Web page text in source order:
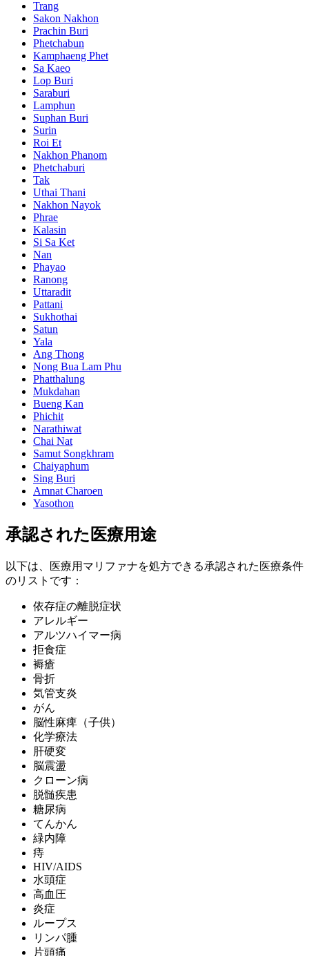
Trang
Sakon Nakhon
Prachin Buri
Phetchabun
Kamphaeng Phet
Sa Kaeo
Lop Buri
Saraburi
Lamphun
Suphan Buri
Surin
Roi Et
Nakhon Phanom
Phetchaburi
Tak
Uthai Thani
Nakhon Nayok
Phrae
Kalasin
Si Sa Ket
Nan
Phayao
Ranong
Uttaradit
Pattani
Sukhothai
Satun
Yala
Ang Thong
Nong Bua Lam Phu
Phatthalung
Mukdahan
Bueng Kan
Phichit
Narathiwat
Chai Nat
Samut Songkhram
Chaiyaphum
Sing Buri
Amnat Charoen
Yasothon
承認された医療用途
以下は、医療用マリファナを処方できる承認された医療条件
のリストです：
依存症の離脱症状
アレルギー
アルツハイマー病
拒食症
褥瘡
骨折
気管支炎
がん
脳性麻痺（子供）
化学療法
肝硬変
脳震盪
クローン病
脱髄疾患
糖尿病
てんかん
緑内障
痔
HIV/AIDS
水頭症
高血圧
炎症
ループス
リンパ腫
片頭痛